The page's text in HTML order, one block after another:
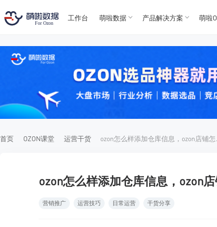
For
For
工作台 萌啦数据 产品解决方案 萌啦
首页 OZON课堂 运营干货
ozon怎么样添加仓库信息，ozon
营销推广 运营技巧 日常运营 干货分享